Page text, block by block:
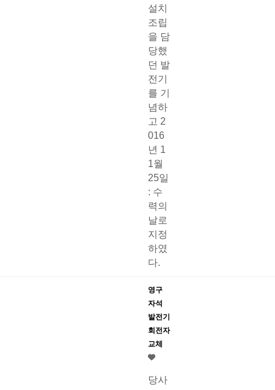
설치
조립
을 담
당했
던 발
전기
를 기
념하
고 2
016
년 1
1월
25일
: 수
력의
날로
지정
하였
다.
영구
자석
발전기
회전자
교체
당사